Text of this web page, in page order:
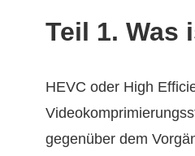
Teil 1. Was
HEVC oder High
gegenüber dem